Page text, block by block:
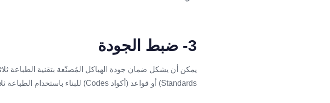
3- ضبط الجودة
يمكن أن يشكل ضمان جودة الهياكل المُصنّعة بتقنية الطباعة
Standards) أو قواعد (أكواد Codes) للبناء باستخدام الطباعة ثلاثية الأبعاد.